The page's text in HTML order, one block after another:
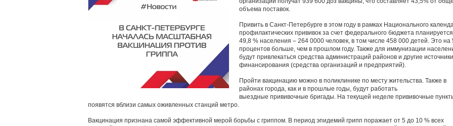
объема поставок.
Привить в Санкт-Петербурге в этом году в рамках Национального
профилактических прививок за счет федерального бюджета планируется
49,8 % населения – 264 0000 человек, в том числе 458 000 детей. Это на
процентов больше, чем в прошлом году. Также для иммунизации
будут привлекаться средства администраций районов и другие источники
финансирования (средства организаций и предприятий).
Пройти вакцинацию можно в поликлинике по месту жительства. Также в
районах города, как и в прошлые годы, будут работать
выездные прививочные бригады. На текущей неделе прививочные
появятся вблизи самых оживленных станций метро.
Вакцинация признана самой эффективной мерой борьбы с гриппом. В период эпидемий грипп поражает от 5 до 10 % всех